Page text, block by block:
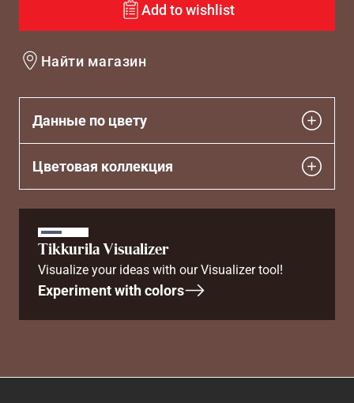
Add to wishlist
Найти магазин
Данные по цвету
Цветовая коллекция
Tikkurila Visualizer
Visualize your ideas with our Visualizer tool!
Experiment with colors